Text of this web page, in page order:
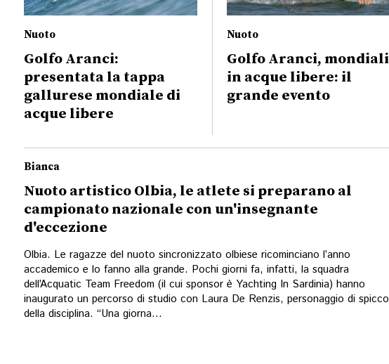
Nuoto
Golfo Aranci:
presentata la tappa
gallurese mondiale di
acque libere
Nuoto
Golfo Aranci, mondiali
in acque libere: il
grande evento
Bianca
Nuoto artistico Olbia, le atlete si preparano al
campionato nazionale con un'insegnante
d'eccezione
Olbia. Le ragazze del nuoto sincronizzato olbiese ricominciano l’anno
accademico e lo fanno alla grande. Pochi giorni fa, infatti, la squadra
dell’Acquatic Team Freedom (il cui sponsor è Yachting In Sardinia) hanno
inaugurato un percorso di studio con Laura De Renzis, personaggio di spicco
della disciplina. “Una giorna...